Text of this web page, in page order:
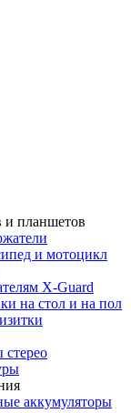
и планшетов
и мотоцикл
X-Guard
на стол и на пол
стерео
аккумуляторы